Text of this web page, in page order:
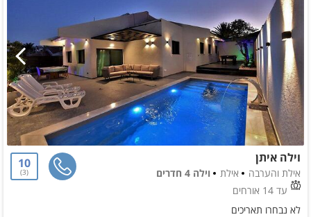
וילה איתן
אילת והערבה אילת
וילה 4 חדרים
עד 14 אורחים
10
3
לא נבחרו תאריכים